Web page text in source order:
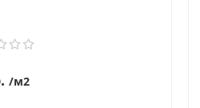
/м2